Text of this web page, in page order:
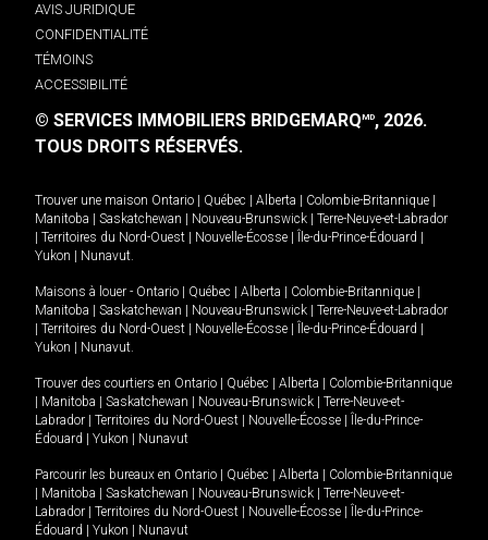
AVIS JURIDIQUE
CONFIDENTIALITÉ
TÉMOINS
ACCESSIBILITÉ
© SERVICES IMMOBILIERS BRIDGEMARQMD, 2026.
TOUS DROITS RÉSERVÉS.
Trouver une maison Ontario Québec Alberta Colombie-Britannique
Manitoba
Saskatchewan Nouveau-Brunswick
Terre-Neuve-et-Labrador
Territoires du Nord-Ouest Nouvelle-Écosse Île-du-Prince-Édouard
Yukon
Nunavut.
Maisons à louer - Ontario Québec Alberta Colombie-Britannique
Manitoba
Saskatchewan Nouveau-Brunswick
Terre-Neuve-et-Labrador
Territoires du Nord-Ouest Nouvelle-Écosse Île-du-Prince-Édouard
Yukon
Nunavut.
Trouver des courtiers en Ontario Québec Alberta
Colombie-Britannique
Manitoba Saskatchewan Nouveau-Brunswick
Terre-Neuve-et-
Labrador
Territoires du Nord-Ouest Nouvelle-Écosse
Île-du-Prince-
Édouard
Yukon Nunavut
Parcourir les bureaux en Ontario Québec Alberta
Colombie-Britannique
Manitoba Saskatchewan Nouveau-Brunswick
Terre-Neuve-et-
Labrador
Territoires du Nord-Ouest Nouvelle-Écosse
Île-du-Prince-
Édouard
Yukon Nunavut